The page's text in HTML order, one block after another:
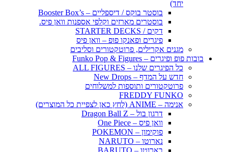
יחד)
בוסטר בוקס / דיספליים – Booster Box’s
בוסטרים מארזים וקלפי אספנות וואן פיס.
דקים / STARTER DECKS
פיגרים ופאנקו פופ – וואן פיס
מגנים אקרילים, פרוטקטורים וסליבים
בובות פופ ופיגרים – Funko Pop & Figures
כל הפיגרים שלנו – ALL FIGURES
חדש על המדף – New Drops
פרוטקטורים ותוספות למשלוחים
FREDDY FUNKO
אנימה – ANIME (לחץ כאן לצפיית כל המוצרים)
דרגון בול – Dragon Ball Z
וואן פיס – One Piece
פוקימון – POKEMON
נארוטו – NARUTO
בארוטו – BARUTO